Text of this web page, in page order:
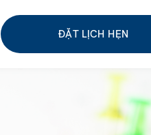
ĐẶT LỊCH HẸN